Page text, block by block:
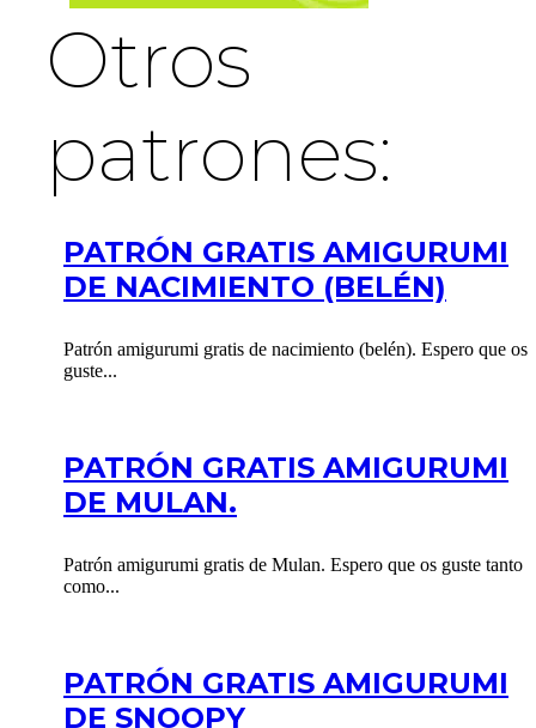
Otros
patrones:
PATRÓN GRATIS AMIGURUMI
DE NACIMIENTO (BELÉN)
Patrón amigurumi gratis de nacimiento (belén). Espero que os
guste...
PATRÓN GRATIS AMIGURUMI
DE MULAN.
Patrón amigurumi gratis de Mulan. Espero que os guste tanto
como...
PATRÓN GRATIS AMIGURUMI
DE SNOOPY